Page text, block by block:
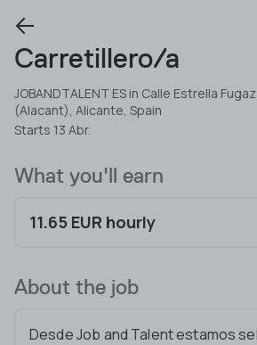
Carretillero/a
JOBANDTALENT ES in Calle Estrella
(Alacant), Alicante, Spain
Starts 13 Abr.
What you'll earn
11.65 EUR hourly
About the job
Desde Job and Talent estamos